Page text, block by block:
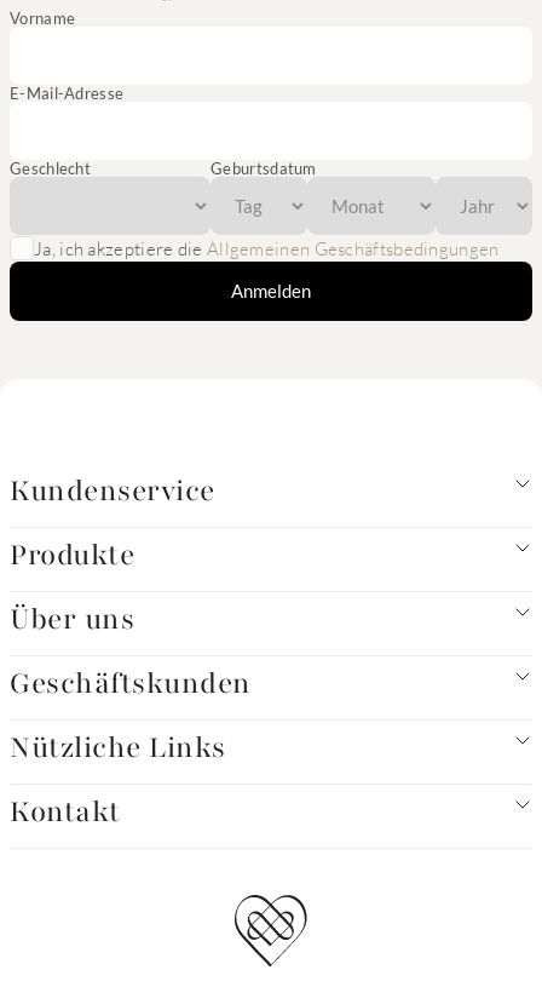
Vorname
E-Mail-Adresse
Geschlecht Geburtsdatum
Ja, ich akzeptiere die Allgemeinen Geschäftsbedingungen
Anmelden
Kundenservice
Produkte
Über uns
Geschäftskunden
Nützliche Links
Kontakt